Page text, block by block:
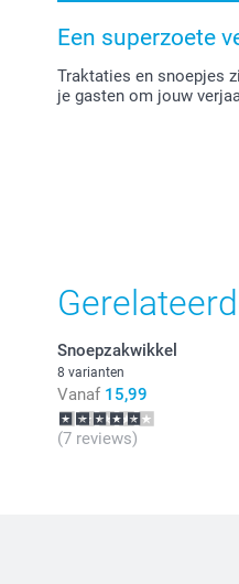
Een superzoete
Traktaties en snoepjes
je gasten om jouw
Snoepzakwikkel
8 varianten
Vanaf 15,99
(7 reviews)